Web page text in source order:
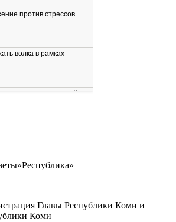
Главы Республики Коми и
Коми